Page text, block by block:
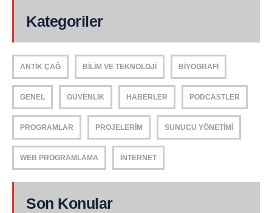
Kategoriler
ANTIK ÇAĞ BILIM VE TEKNOLOJI BIYOGRAFI
GENEL GÜVENLIK HABERLER PODCASTLER
PROGRAMLAR PROJELERIM SUNUCU YÖNETIMI
WEB PROGRAMLAMA İNTERNET
Son Konular